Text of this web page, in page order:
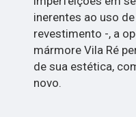
inerentes ao uso
revestimento -, a
mármore Vila Ré
de sua estética,
novo.